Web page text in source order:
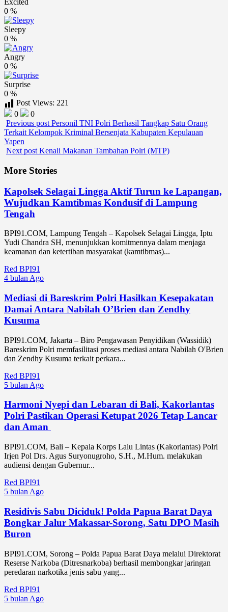
Excited
0 %
Sleepy
0 %
Angry
0 %
Surprise
0 %
Post Views: 221
0
0
Previous post Personil TNI Polri Berhasil Tangkap Satu Orang
Terkait Kelompok Kriminal Bersenjata Kabupaten Kepulauan
Yapen
Next post Kenali Makanan Tambahan Polri (MTP)
More Stories
Kapolsek Selagai Lingga Aktif Turun ke Lapangan,
Wujudkan Kamtibmas Kondusif di Lampung
Tengah
BPI91.COM, Lampung Tengah – Kapolsek Selagai Lingga, Iptu
Yudi Chandra SH, menunjukkan komitmennya dalam menjaga
keamanan dan ketertiban masyarakat (kamtibmas)...
Red BPI91
4 bulan Ago
Mediasi di Bareskrim Polri Hasilkan Kesepakatan
Damai Antara Nabilah O’Brien dan Zendhy
Kusuma
BPI91.COM, Jakarta – Biro Pengawasan Penyidikan (Wassidik)
Bareskrim Polri memfasilitasi proses mediasi antara Nabilah O'Brien
dan Zendhy Kusuma terkait perkara...
Red BPI91
5 bulan Ago
Harmoni Nyepi dan Lebaran di Bali, Kakorlantas
Polri Pastikan Operasi Ketupat 2026 Tetap Lancar
dan Aman
BPI91.COM, Bali – Kepala Korps Lalu Lintas (Kakorlantas) Polri
Irjen Pol Drs. Agus Suryonugroho, S.H., M.Hum. melakukan
audiensi dengan Gubernur...
Red BPI91
5 bulan Ago
Residivis Sabu Diciduk! Polda Papua Barat Daya
Bongkar Jalur Makassar-Sorong, Satu DPO Masih
Buron
BPI91.COM, Sorong – Polda Papua Barat Daya melalui Direktorat
Reserse Narkoba (Ditresnarkoba) berhasil membongkar jaringan
peredaran narkotika jenis sabu yang...
Red BPI91
5 bulan Ago